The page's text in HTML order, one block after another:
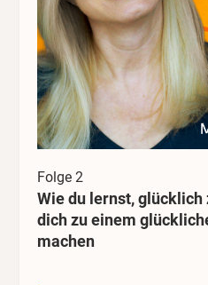
Folge 2
Wie du lernst, glücklich
dich zu einem
machen